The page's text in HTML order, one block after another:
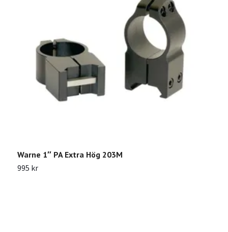
Warne 1″ PA Extra Hög 203M
995 kr